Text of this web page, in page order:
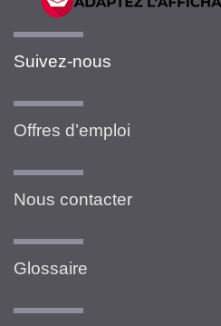
Suivez-nous
Offres d’emploi
Nous contacter
Glossaire